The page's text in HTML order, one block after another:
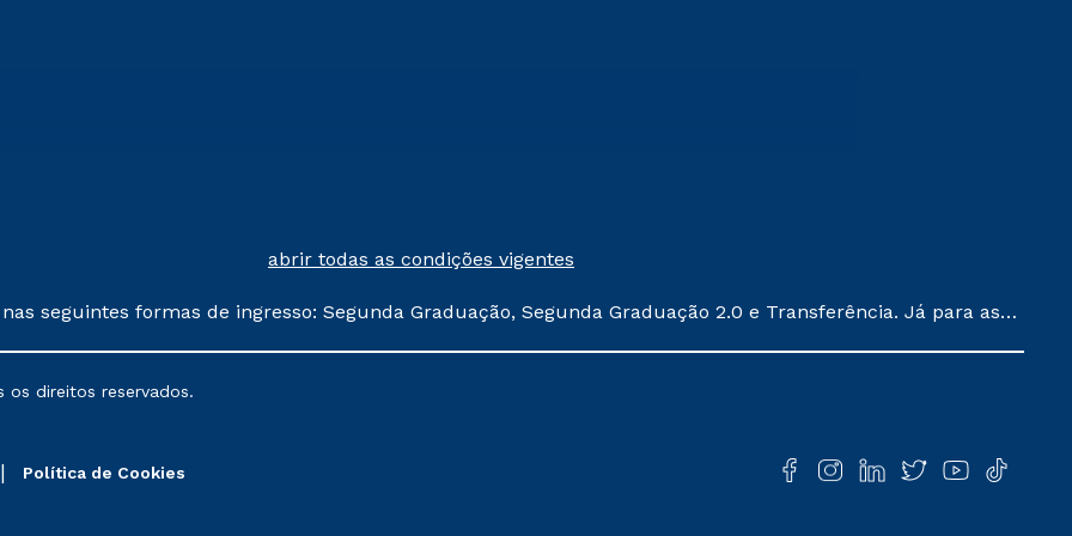
abrir todas as condições vigentes
seguintes formas de ingresso: Segunda Graduação, Segunda Graduação 2.0 e Transferência. Já para as
poderão sofrer alterações nos períodos de rematrícula conforme exposto no contrato de prestação de
os direitos reservados.
Política de Cookies